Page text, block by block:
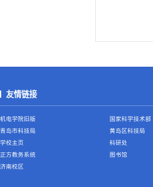
友情链接
机电学院旧版 国家科学技术部
青岛市科技局
黄岛区科技局
学校主页
科研处
正方教务系统
图书馆
济南校区